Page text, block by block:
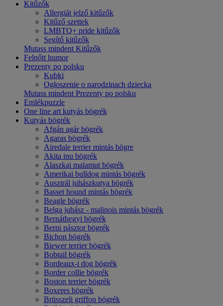
Kitűzők
Allergiát jelző kitűzők
Kitűző szettek
LMBTQ+ pride kitűzők
Segítő kitűzők
Mutass mindent Kitűzők
Felnőtt humor
Prezenty po polsku
Kubki
Ogłoszenie o narodzinach dziecka
Mutass mindent Prezenty po polsku
Emlékpuzzle
One line art kutyás bögrék
Kutyás bögrék
Afgán agár bögrék
Agaras bögrék
Airedale terrier mintás bögre
Akita inu bögrék
Alaszkai malamut bögrék
Amerikai bulldog mintás bögrék
Ausztrál juhászkutya bögrék
Basset hound mintás bögrék
Beagle bögrék
Belga juhász - malinois mintás bögrék
Bernáthegyi bögrék
Berni pásztor bögrék
Bichon bögrék
Biewer terrier bögrék
Bobtail bögrék
Bordeaux-i dog bögrék
Border collie bögrék
Boston terrier bögrék
Boxeres bögrék
Brüsszeli griffon bögrék